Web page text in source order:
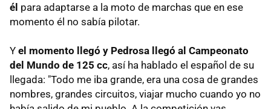
él para adaptarse a la moto de marchas que en ese
momento él no sabía pilotar.
Y el momento llegó y Pedrosa llegó al Campeonato
del Mundo de 125 cc, así ha hablado el español de su
llegada: "Todo me iba grande, era una cosa de grandes
nombres, grandes circuitos, viajar mucho cuando yo no